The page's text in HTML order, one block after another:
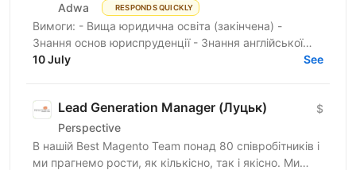
Adwa RESPONDS QUICKLY
Вимоги: - Вища юридична освіта (закінчена) -
Знання основ юриспруденції - Знання англійської
мови не нижче (Intermediate) – усний, письмовий,
10 July See
Lead Generation Manager (Луцьк)
Perspective
$
В нашій Best Magento Team понад 80 співробітників і
ми прагнемо рости, як кількісно, так і якісно. Ми